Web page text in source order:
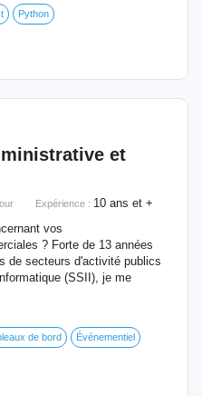
Python
et
Expérience : 10 ans et +
vos
? Forte de 13 années
de secteurs d'activité publics
(SSII), je me
de bord Événementiel